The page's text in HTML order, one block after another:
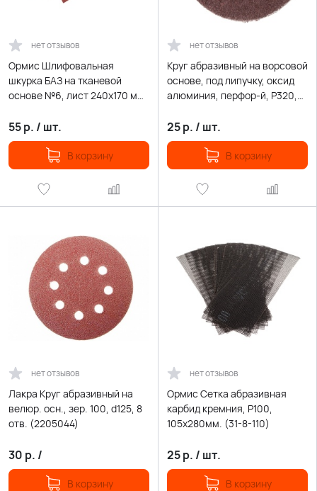
нет отзывов
Ормис Шлифовальная
шкурка БАЗ на тканевой
основе №6, лист 240х170 мм
55р. / шт.
В корзину
нет отзывов
Круг абразивный на ворсовой
основе, под липучку, оксид
алюминия, перфор-й, Р320,
25р. / шт.
В корзину
нет отзывов
Лакра Круг абразивный на
велюр. осн., зер. 100, d125, 8
отв. (2205044)
30 р. /
В корзину
нет отзывов
Ормис Сетка абразивная
карбид кремния, Р100,
105х280мм. (31-8-110)
25р. / шт.
В корзину